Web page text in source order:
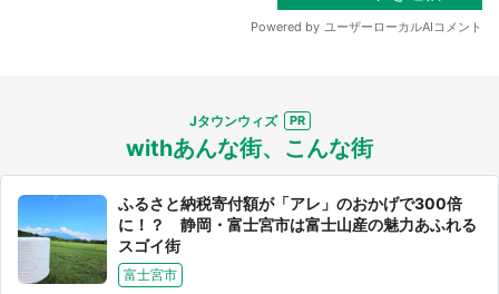
Jタウンウィズ
withあんな街、こんな街
ふるさと納税寄付額が「アレ」のおかげで300倍
に！？ 静岡・富士宮市は富士山産の魅力あふれる
スゴイ街
富士宮市